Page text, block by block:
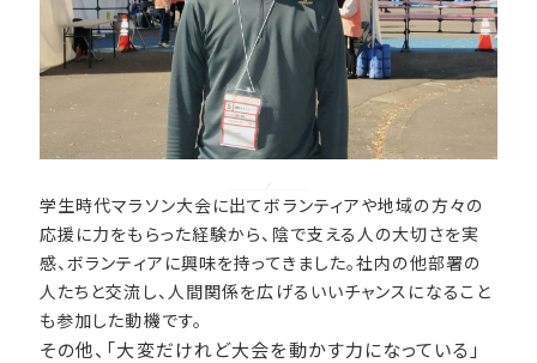
学生時代マラソン大会に出てボランティアや地域の方々の
応援に力をもらった経験から、陰で支える人の大切さを実
感、ボランティアに興味を持ってきました。社内の他部署の
人たちと交流し、人間関係を広げるいいチャンスになること
も参加した動機です。
その他、「大変だけれど大会を動かす力になっている」